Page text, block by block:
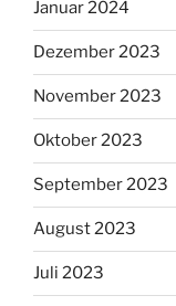
Januar 2024
Dezember 2023
November 2023
Oktober 2023
September 2023
August 2023
Juli 2023